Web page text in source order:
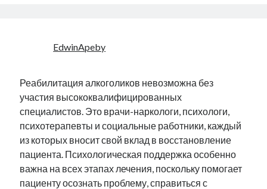
EdwinApeby
Реабилитация алкоголиков невозможна без
участия высококвалифицированных
специалистов. Это врачи-наркологи, психологи,
психотерапевты и социальные работники, каждый
из которых вносит свой вклад в восстановление
пациента. Психологическая поддержка особенно
важна на всех этапах лечения, поскольку помогает
пациенту осознать проблему, справиться с